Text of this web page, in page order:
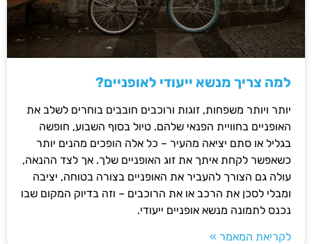
למה צריך מנשא ייעודי לאופניים?
יותר ויותר משפחות, זוגות ורוכבים חובבים בוחרים לשלב את
האופניים בחוויית הפנאי שלהם. טיול בסוף השבוע, חופשה
בגליל או סתם יציאה מהעיר – כל אלה הופכים מהנים יותר
כשאפשר לקחת איתך את זוג האופניים שלך. אך לצד ההנאה,
עולה גם הצורך להעביר את האופניים בצורה בטוחה, יציבה
ומבלי לסכן את הרכב או את הרוכבים – וזה בדיוק המקום שבו
נכנס לתמונה מנשא אופניים ייעודי.
לקריאת המאמר »